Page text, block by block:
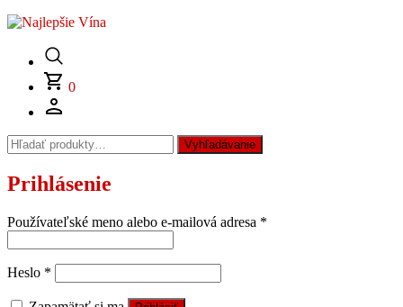
0
Hľadať: Vyhľadávanie
Prihlásenie
Používateľské meno alebo e-mailová adresa *
Heslo *